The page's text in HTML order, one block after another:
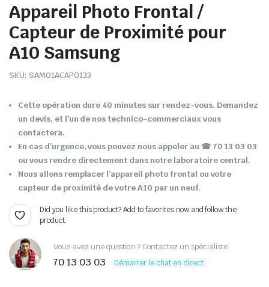
Appareil Photo Frontal /
Capteur de Proximité pour
A10 Samsung
SKU: SAM01ACAP0133
Cette opération dure 40 minutes sur rendez-vous. Demandez
un devis, et l’un de nos technico-commerciaux vous
contactera.
En cas d’urgence, vous pouvez nous appeler au ☎ 70 13 03 03
ou vous rendre directement dans notre laboratoire central.
Nous allons remplacer l’appareil photo frontal ou votre
capteur de proximité de votre A10 par un neuf.
Did you like this product? Add to favorites now and follow the
product.
Vous avez une question ? Contactez un spécialiste
70 13 03 03 Démarrer le chat en direct